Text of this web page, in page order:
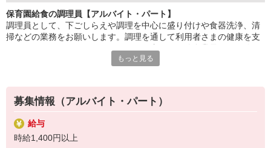
の暮らしを支える、
あたたかいお仕事です。
家事や育児と両立しながら、しっかり収入も確保。生活にメリハ
HITOWAのフードサービスカンパニーは、全国300以上の施設で
給食運営を行う業界大手。
地域に根ざしたサービスを展開し、安心・安全な食事づくりを支
えています。
保育園給食の調理員【アルバイト・パート】
調理員として、下ごしらえや調理を中心に盛り付けや食器洗浄、清
掃などの業務をお願いします。調理を通して利用者さまの健康を支
不問で歓迎しています。最初は心を込めて調理ができればOKです。
もっと見る
募集情報（アルバイト・パート）
給与
時給1,400円以上